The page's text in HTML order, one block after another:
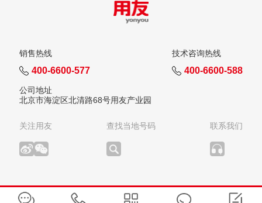
销售热线
400-6600-577
技术咨询热线
400-6600-588
公司地址
北京市海淀区北清路68号用友产业园
关注用友 查找当地号码 联系我们
版权所有：用友网络科技股份有限公司